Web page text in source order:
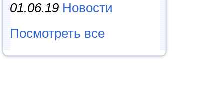
01.06.19 Новости
Посмотреть все